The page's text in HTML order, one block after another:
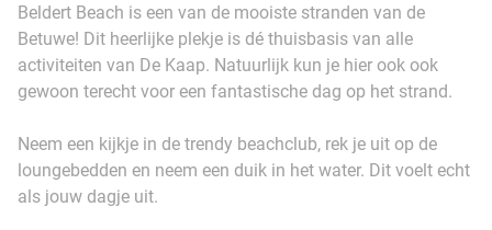
Beldert Beach is een van de mooiste stranden van de
Betuwe! Dit heerlijke plekje is dé thuisbasis van alle
activiteiten van De Kaap. Natuurlijk kun je hier ook ook
gewoon terecht voor een fantastische dag op het strand.
Neem een kijkje in de trendy beachclub, rek je uit op de
loungebedden en neem een duik in het water. Dit voelt echt
als jouw dagje uit.